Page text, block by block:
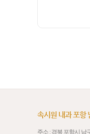
속시원 내과 포항
주소 : 경북 포항시 남